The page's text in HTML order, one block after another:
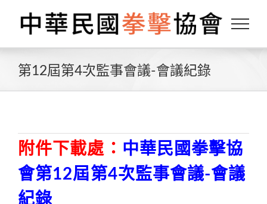
content
第12屆第4次監事會議-會議紀錄
附件下載處： 中華民國拳擊協
會第12屆第4次監事會議-會議
紀錄